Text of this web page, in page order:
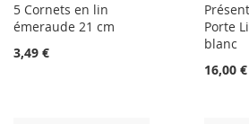
5 Cornets en lin
émeraude 21 cm
3,49 €
Porte
blanc
16,00 €